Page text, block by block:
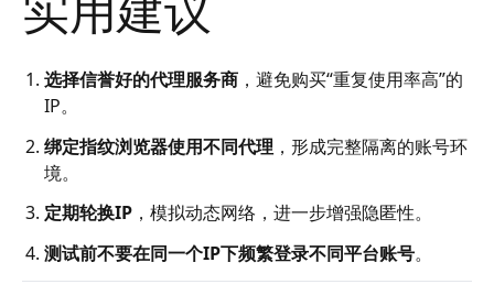
选择信誉好的代理服务商 ，避免购买“重复使用率高”的
IP。
绑定指纹浏览器使用不同代理 ，形成完整隔离的账号环
境。
定期轮换IP ，模拟动态网络，进一步增强隐匿性。
测试前不要在同一个IP下频繁登录不同平台账号。